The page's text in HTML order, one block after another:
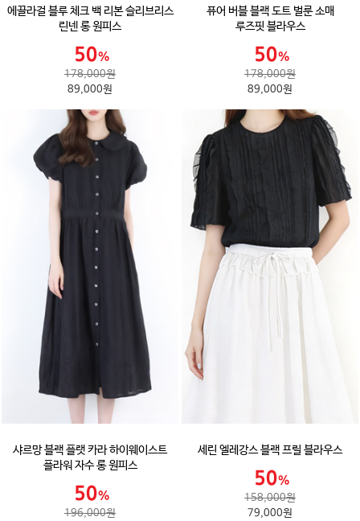
에끌라걸 블루 체크 백 리본 슬리브리스
린넨 롱 원피스
178,000원
89,000원
퓨어 버블 블랙 도트 벌룬 소매
루즈핏 블라우스
178,000원
89,000원
샤르망 블랙 플랫 카라 하이웨이스트
플라워 자수 롱 원피스
196,000원
세린 엘레강스 블랙 프릴 블라우스
158,000원
79,000원